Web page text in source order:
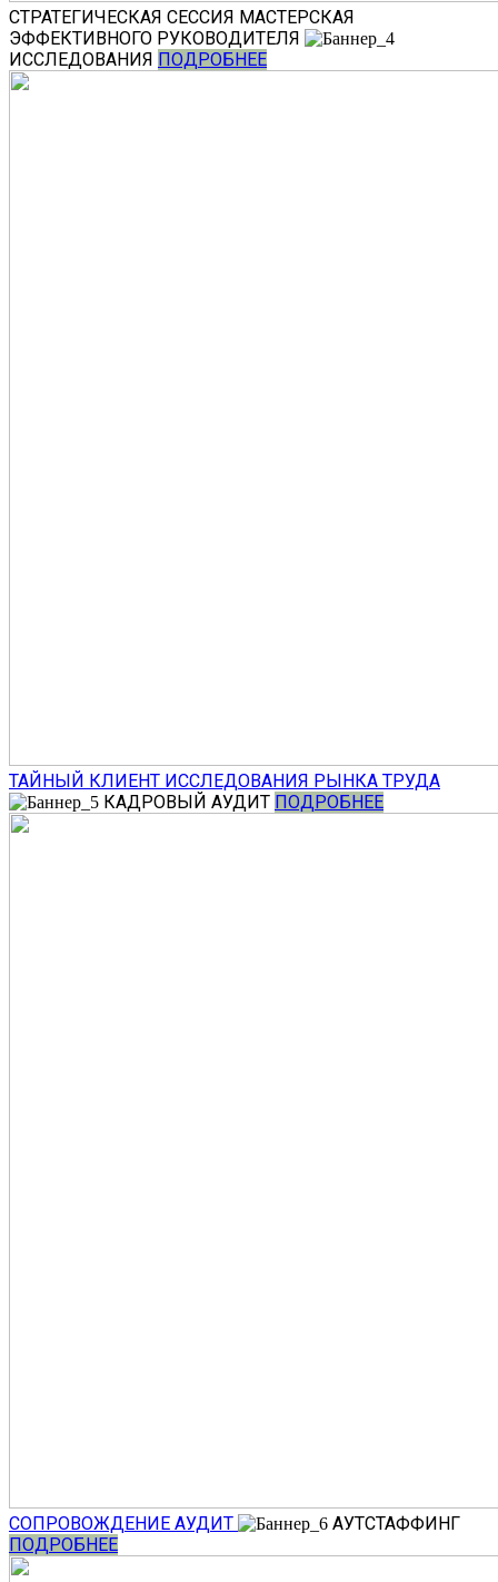
СТРАТЕГИЧЕСКАЯ СЕССИЯ МАСТЕРСКАЯ
ЭФФЕКТИВНОГО РУКОВОДИТЕЛЯ
ИССЛЕДОВАНИЯ ПОДРОБНЕЕ
ТАЙНЫЙ КЛИЕНТ ИССЛЕДОВАНИЯ РЫНКА ТРУДА
КАДРОВЫЙ АУДИТ ПОДРОБНЕЕ
СОПРОВОЖДЕНИЕ АУДИТ
АУТСТАФФИНГ
ПОДРОБНЕЕ